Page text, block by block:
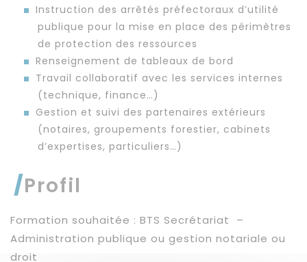
Instruction des arrêtés préfectoraux d’utilité
publique pour la mise en place des périmètres
de protection des ressources
Renseignement de tableaux de bord
Travail collaboratif avec les services internes
(technique, finance…)
Gestion et suivi des partenaires extérieurs
(notaires, groupements forestier, cabinets
d’expertises, particuliers…)
Profil
Formation souhaitée : BTS Secrétariat –
Administration publique ou gestion notariale ou
droit